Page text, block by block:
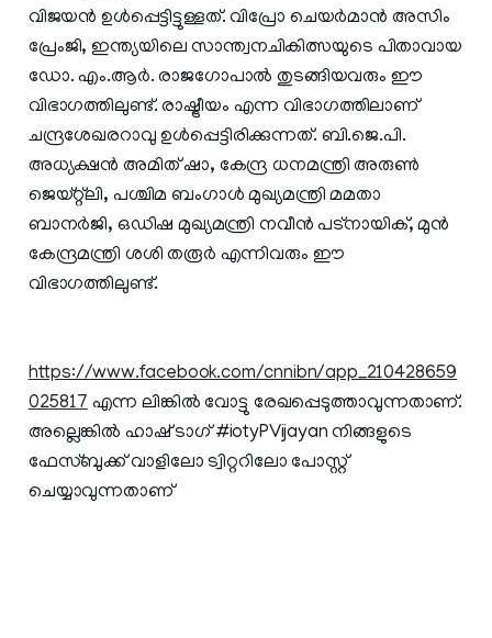
വിജയന്‍ ഉള്‍പ്പെട്ടിട്ടുള്ളത്. വിപ്രോ ചെയര്‍മാന്‍ അസിം
പ്രേംജി, ഇന്ത്യയിലെ സാന്ത്വനചികിത്സയുടെ പിതാവായ
ഡോ. എം.ആര്‍. രാജഗോപാല്‍ തുടങ്ങിയവരും ഈ
വിഭാഗത്തിലുണ്ട്. രാഷ്ട്രീയം എന്ന വിഭാഗത്തിലാണ്
ചന്ദ്രശേഖരറാവു ഉള്‍പ്പെട്ടിരിക്കുന്നത്. ബി.ജെ.പി.
അധ്യക്ഷന്‍ അമിത് ഷാ, കേന്ദ്ര ധനമന്ത്രി അരുണ്‍
ജെയ്റ്റ്‌ലി, പശ്ചിമ ബംഗാള്‍ മുഖ്യമന്ത്രി മമതാ
ബാനര്‍ജി, ഒഡിഷ മുഖ്യമന്ത്രി നവീന്‍ പട്‌നായിക്, മുന്‍
കേന്ദ്രമന്ത്രി ശശി തരൂര്‍ എന്നിവരും ഈ
വിഭാഗത്തിലുണ്ട്.
https://www.facebook.com/cnnibn/app_210428659
025817എന്ന ലിങ്കില്‍ വോട്ടു രേഖപ്പെടുത്താവുന്നതാണ്.
അല്ലെങ്കില്‍ ഹാഷ് ടാഗ് #iotyPVijayan നിങ്ങളുടെ
ഫേസ്ബുക്ക് വാളിലോ ട്വിറ്ററിലോ പോസ്റ്റ്‌
ചെയ്യാവുന്നതാണ്